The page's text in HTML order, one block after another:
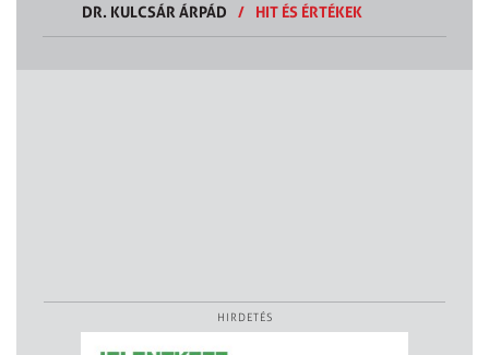
DR. KULCSÁR ÁRPÁD
/ HIT ÉS ÉRTÉKEK
HIRDETÉS